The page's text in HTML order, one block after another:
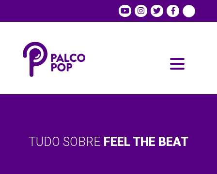
TUDO SOBRE FEEL THE BEAT